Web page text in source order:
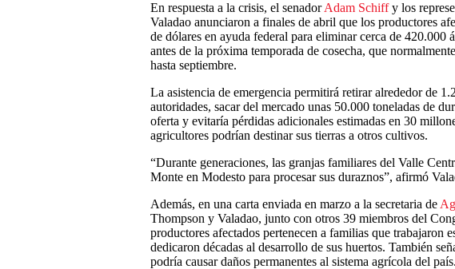
En respuesta a la crisis, el senadorAdam Schiffy los
Valadao anunciaron a finales de abril que los productores
de dólares en ayuda federal para eliminar cerca de 420.000
antes de la próxima temporada de cosecha, que
hasta septiembre.
La asistencia de emergencia permitirá retirar alrededor de
autoridades, sacar del mercado unas 50.000 toneladas de
oferta y evitaría pérdidas adicionales estimadas en 30
agricultores podrían destinar sus tierras a otros cultivos.
“Durante generaciones, las granjas familiares del Valle
Monte en Modesto para procesar sus duraznos”, afirmó
Además, en una carta enviada en marzo a la secretaria de
Thompson y Valadao, junto con otros 39 miembros del
productores afectados pertenecen a familias que trabajaron
dedicaron décadas al desarrollo de sus huertos. También
podría causar daños permanentes al sistema agrícola del país.